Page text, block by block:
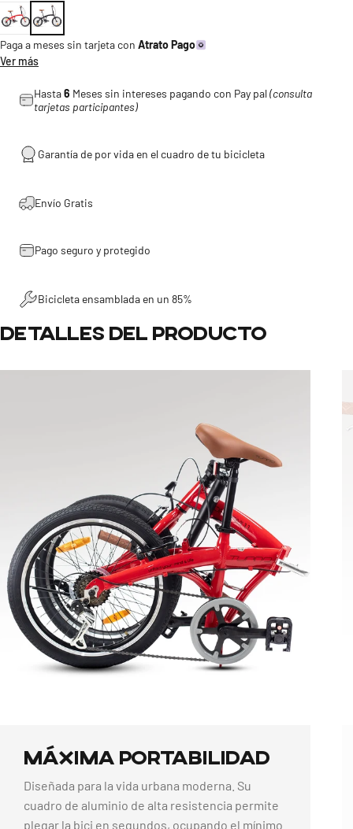
Gloss RedGloss Black
Paga a meses sin tarjeta con Atrato Pago
Ver más
Hasta6 Meses sin intereses pagando con Pay pal(consulta
tarjetas participantes)
Garantía de por vida en el cuadro de tu bicicleta
Envío Gratis
Pago seguro y protegido
Bicicleta ensamblada en un 85%
Detalles del producto
Máxima Portabilidad
Diseñada para la vida urbana moderna. Su
cuadro de aluminio de alta resistencia permite
plegar la bici en segundos, ocupando el mínimo